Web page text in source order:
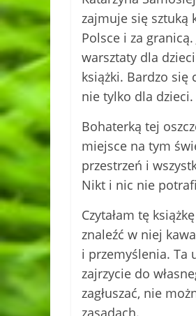
zajmuje się sztuką
Polsce i za
warsztaty dla
książki. Bardzo się
nie tylko dla
Bohaterką tej
miejsce na tym
przestrzeń i
Nikt i nic nie
Czytałam tę
znaleźć w niej
i przemyślenia. Ta
zajrzycie do
zagłuszać, nie
zasadach.